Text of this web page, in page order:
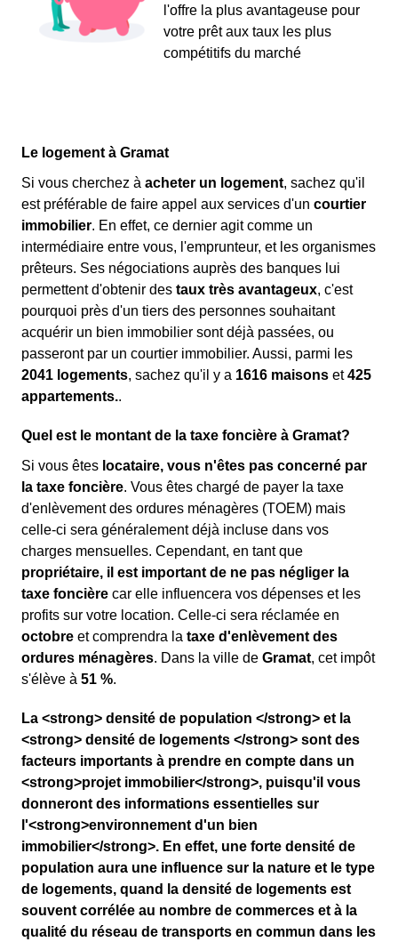
l'offre la plus avantageuse pour
votre prêt aux taux les plus
compétitifs du marché
Le logement à Gramat
Si vous cherchez à acheter un logement, sachez qu'il
est préférable de faire appel aux services d'un courtier
immobilier. En effet, ce dernier agit comme un
intermédiaire entre vous, l'emprunteur, et les organismes
prêteurs. Ses négociations auprès des banques lui
permettent d'obtenir des taux très avantageux, c'est
pourquoi près d'un tiers des personnes souhaitant
acquérir un bien immobilier sont déjà passées, ou
passeront par un courtier immobilier. Aussi, parmi les
2041 logements, sachez qu'il y a 1616 maisons et425
appartements..
Quel est le montant de la taxe foncière à Gramat?
Si vous êtes locataire, vous n'êtes pas concerné par
la taxe foncière. Vous êtes chargé de payer la taxe
d'enlèvement des ordures ménagères (TOEM) mais
celle-ci sera généralement déjà incluse dans vos
charges mensuelles. Cependant, en tant que
propriétaire, il est important de ne pas négliger la
taxe foncière car elle influencera vos dépenses et les
profits sur votre location. Celle-ci sera réclamée en
octobre et comprendra la taxe d'enlèvement des
ordures ménagères. Dans la ville de Gramat, cet impôt
s'élève à 51 %.
La <strong> densité de population </strong> et la
<strong> densité de logements </strong> sont des
facteurs importants à prendre en compte dans un
<strong>projet immobilier</strong>, puisqu'il vous
donneront des informations essentielles sur
l'<strong>environnement d'un bien
immobilier</strong>. En effet, une forte densité de
population aura une influence sur la nature et le type
de logements, quand la densité de logements est
souvent corrélée au nombre de commerces et à la
qualité du réseau de transports en commun dans les